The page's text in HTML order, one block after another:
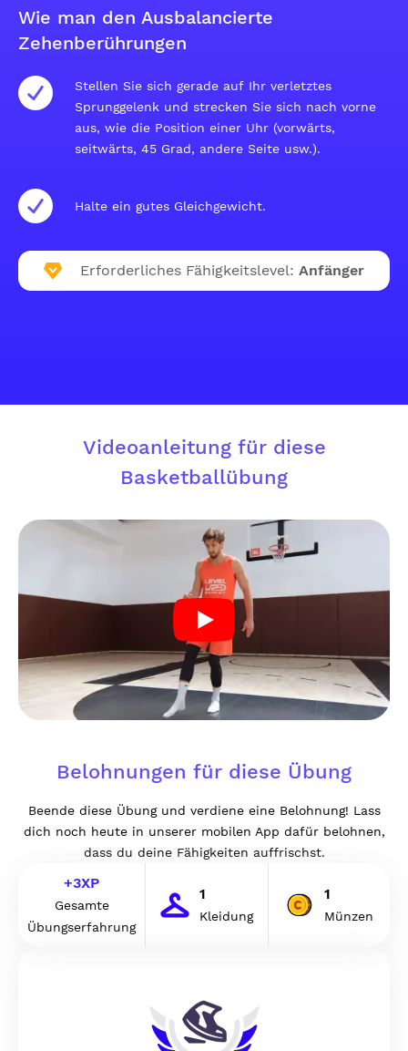
Wie man den Ausbalancierte
Zehenberührungen
Stellen Sie sich gerade auf Ihr verletztes
Sprunggelenk und strecken Sie sich nach vorne
aus, wie die Position einer Uhr (vorwärts,
seitwärts, 45 Grad, andere Seite usw.).
Halte ein gutes Gleichgewicht.
Erforderliches Fähigkeitslevel: Anfänger
Videoanleitung für diese
Basketballübung
Belohnungen für diese Übung
Beende diese Übung und verdiene eine Belohnung! Lass
dich noch heute in unserer mobilen App dafür belohnen,
dass du deine Fähigkeiten auffrischst.
+3XP
Gesamte
Übungserfahrung
1
Kleidung
1
Münzen